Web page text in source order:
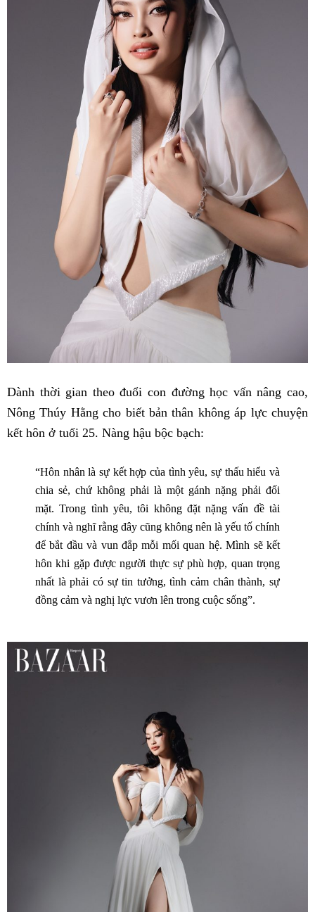
Dành thời gian theo đuổi con đường học vấn nâng cao,
Nông Thúy Hằng cho biết bản thân không áp lực chuyện
kết hôn ở tuổi 25. Nàng hậu bộc bạch:
“Hôn nhân là sự kết hợp của tình yêu, sự thấu hiểu và
chia sẻ, chứ không phải là một gánh nặng phải đối
mặt. Trong tình yêu, tôi không đặt nặng vấn đề tài
chính và nghĩ rằng đây cũng không nên là yếu tố chính
để bắt đầu và vun đắp mỗi mối quan hệ. Mình sẽ kết
hôn khi gặp được người thực sự phù hợp, quan trọng
nhất là phải có sự tin tưởng, tình cảm chân thành, sự
đồng cảm và nghị lực vươn lên trong cuộc sống”.